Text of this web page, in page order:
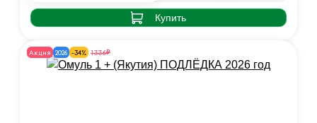
Купить
Акция 2026 -34% 1336₽